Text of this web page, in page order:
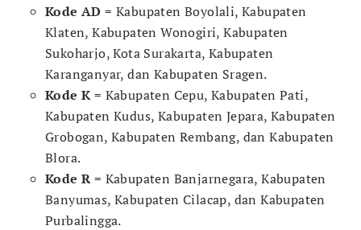
Kode AD = Kabupaten Boyolali, Kabupaten
Klaten, Kabupaten Wonogiri, Kabupaten
Sukoharjo, Kota Surakarta, Kabupaten
Karanganyar, dan Kabupaten Sragen.
Kode K= Kabupaten Cepu, Kabupaten Pati,
Kabupaten Kudus, Kabupaten Jepara, Kabupaten
Grobogan, Kabupaten Rembang, dan Kabupaten
Blora.
Kode R = Kabupaten Banjarnegara, Kabupaten
Banyumas, Kabupaten Cilacap, dan Kabupaten
Purbalingga.